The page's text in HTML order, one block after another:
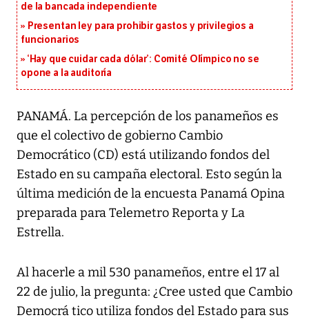
de la bancada independiente
Presentan ley para prohibir gastos y privilegios a
funcionarios
‘Hay que cuidar cada dólar’: Comité Olímpico no se
opone a la auditoría
PANAMÁ. La percepción de los panameños es
que el colectivo de gobierno Cambio
Democrático (CD) está utilizando fondos del
Estado en su campaña electoral. Esto según la
última medición de la encuesta Panamá Opina
preparada para Telemetro Reporta y La
Estrella.
Al hacerle a mil 530 panameños, entre el 17 al
22 de julio, la pregunta: ¿Cree usted que Cambio
Democrá tico utiliza fondos del Estado para sus